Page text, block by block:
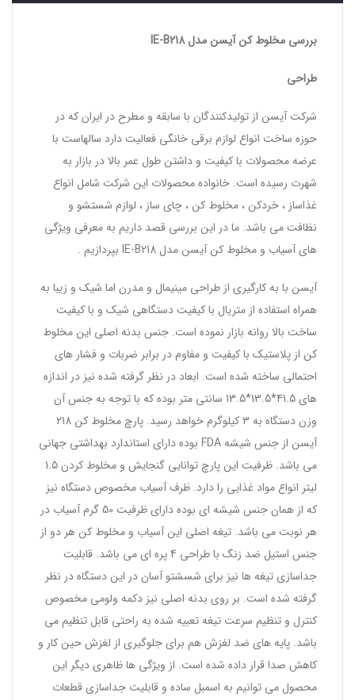
بررسی مخلوط کن آیسن مدل IE-B218
طراحی
شرکت آیسن از تولیدکنندگان با سابقه و مطرح در ایران که در
حوزه ساخت انواع لوازم برقی خانگی فعالیت دارد سالهاست با
عرضه محصولات با کیفیت و داشتن طول عمر بالا در بازار به
شهرت رسیده است. خانواده محصولات این شرکت شامل انواع
غذاساز ، خردکن ، مخلوط کن ، چای ساز ، لوازم شستشو و
نظافت می باشد. ما در این بررسی قصد داریم به معرفی ویژگی
های آسیاب و مخلوط کن آیسن مدل IE-B218 بپردازیم .
آیسن با به کارگیری از طراحی مینیمال و مدرن اما شیک و زیبا به
همراه استفاده از متریال با کیفیت دستگاهی شیک و با کیفیت
ساخت بالا روانه بازار نموده است. جنس بدنه اصلی این مخلوط
کن از پلاستیک با کیفیت و مفاوم در برابر ضربات و فشار های
احتمالی ساخته شده است. ابعاد در نظر گرفته شده نیز در اندازه
های 41.5*13.5*13.5 سانتی متر بوده که با توجه به جنس آن
وزن دستگاه به 3 کیلوگرم خواهد رسید. پارچ مخلوط کن 218
آیسن از جنس شیشه FDA بوده دارای استاندارد بهداشتی جهانی
می باشد. ظرفیت این پارچ توانایی گنجایش و مخلوط کردن 1.5
لیتر انواع مواد غذایی را دارد. ظرف آسیاب مخصوص دستگاه نیز
که از همان جنس شیشه ای بوده دارای ظرفیت 50 گرم آسیاب در
هر نوبت می باشد. تیغه اصلی این آسیاب و مخلوط کن هر دو از
جنس استیل ضد زنگ با طراحی 4 پره ای می باشد. قابلیت
جداسازی تیغه ها نیز برای شسشتو آسان در این دستگاه در نظر
گرفته شده است. بر روی بدنه اصلی نیز دکمه ولومی مخصوص
کنترل و تنظیم سرعت تیغه تعبیه شده به راحتی قابل تنظیم می
باشد. پایه های ضد لغزش هم برای جلوگیری از لغزش حین کار و
کاهش صدا قرار داده شده است. از ویژگی ها ظاهری دیگر این
محصول می توانیم به اسمبل ساده و قابلیت جداسازی قطعات